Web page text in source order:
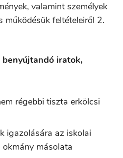
valamint személyek
működésük feltételeiről 2.
iratok,
régebbi tiszta erkölcsi
igazolására az iskolai
másolata